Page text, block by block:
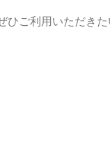
ご利用いただきた